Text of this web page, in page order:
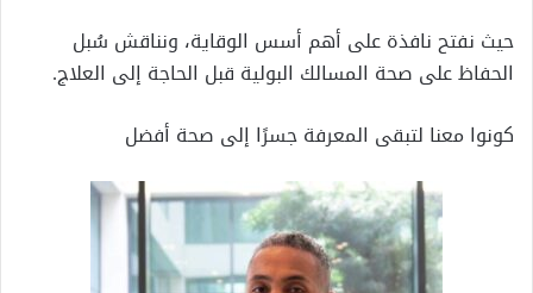
حيث نفتح نافذة على أهم أسس الوقاية، ونناقش سُبل
الحفاظ على صحة المسالك البولية قبل الحاجة إلى العلاج.
كونوا معنا لتبقى المعرفة جسرًا إلى صحة أفضل